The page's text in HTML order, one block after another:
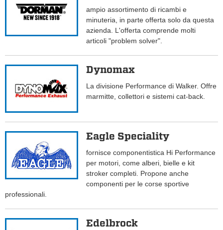
ampio assortimento di ricambi e
minuteria, in parte offerta solo da questa
azienda. L'offerta comprende molti
articoli "problem solver".
Dynomax
La divisione Performance di Walker. Offre
marmitte, collettori e sistemi cat-back.
Eagle Speciality
fornisce componentistica Hi Performance
per motori, come alberi, bielle e kit
stroker completi. Propone anche
componenti per le corse sportive
professionali.
Edelbrock